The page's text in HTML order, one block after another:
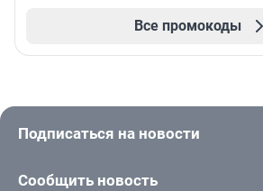
Все промокоды
Подписаться на новости
Сообщить новость